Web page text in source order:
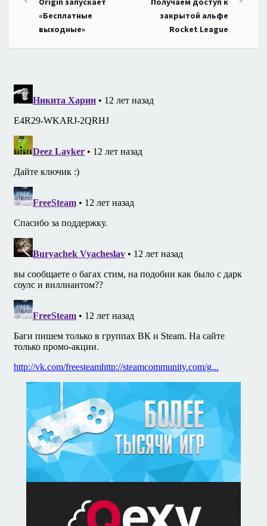
по
записям
«Бесплатные
выходные»
закрытой альфе
Rocket League